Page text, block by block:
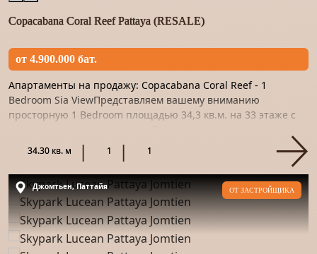
Copacabana Coral Reef Pattaya (RESALE)
от 4.900.000 бат.
Апартаменты на продажу: Copacabana Coral Reef - 1
Bedroom Sia ViewПредставляем вашему вниманию
просторную 1 Bedroom площадью 34,3 кв.м. на 33 этаже с
качественным материало...
34.30 кв. м 1 1
Джомтьен, Паттайя ОТ ЗАСТРОЙЩИКА